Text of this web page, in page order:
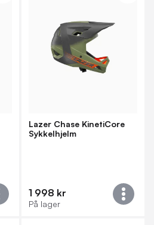
Lazer Chase KinetiCore
Sykkelhjelm
1 998 kr
På lager